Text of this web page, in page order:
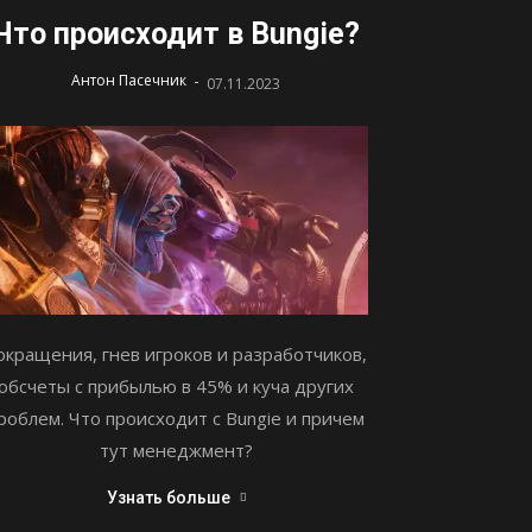
происходит в Bungie?
Антон Пасечник - 07.11.2023
гнев игроков и разработчиков,
с прибылью в 45% и куча других
Что происходит с Bungie и причем
тут менеджмент?
Узнать больше